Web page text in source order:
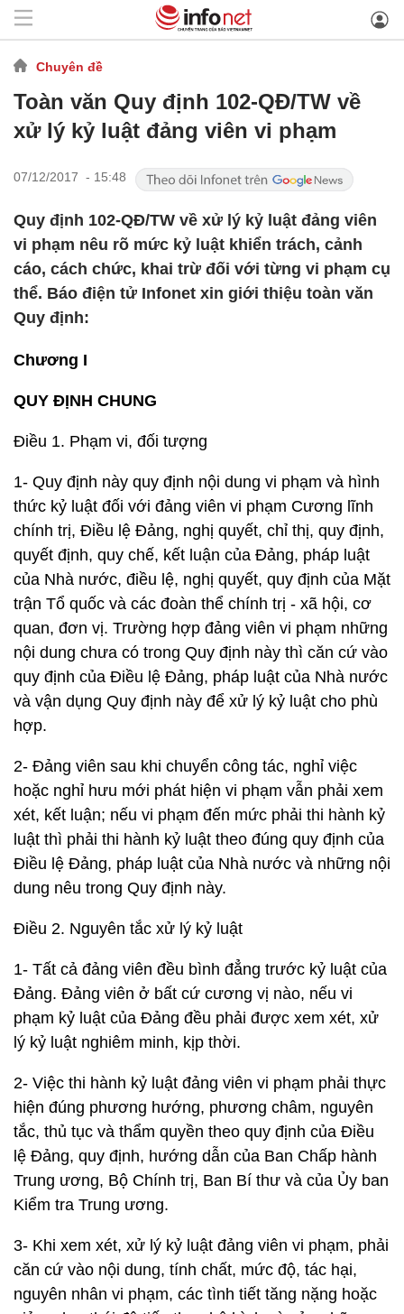
Chuyên đề
Toàn văn Quy định 102-QĐ/TW về
xử lý kỷ luật đảng viên vi phạm
07/12/2017 - 15:48
Quy định 102-QĐ/TW về xử lý kỷ luật đảng viên
vi phạm nêu rõ mức kỷ luật khiển trách, cảnh
cáo, cách chức, khai trừ đối với từng vi phạm cụ
thể. Báo điện tử Infonet xin giới thiệu toàn văn
Quy định:
Chương I
QUY ĐỊNH CHUNG
Điều 1. Phạm vi, đối tượng
1- Quy định này quy định nội dung vi phạm và hình
thức kỷ luật đối với đảng viên vi phạm Cương lĩnh
chính trị, Điều lệ Đảng, nghị quyết, chỉ thị, quy định,
quyết định, quy chế, kết luận của Đảng, pháp luật
của Nhà nước, điều lệ, nghị quyết, quy định của Mặt
trận Tổ quốc và các đoàn thể chính trị - xã hội, cơ
quan, đơn vị. Trường hợp đảng viên vi phạm những
nội dung chưa có trong Quy định này thì căn cứ vào
quy định của Điều lệ Đảng, pháp luật của Nhà nước
và vận dụng Quy định này để xử lý kỷ luật cho phù
hợp.
2- Đảng viên sau khi chuyển công tác, nghỉ việc
hoặc nghỉ hưu mới phát hiện vi phạm vẫn phải xem
xét, kết luận; nếu vi phạm đến mức phải thi hành kỷ
luật thì phải thi hành kỷ luật theo đúng quy định của
Điều lệ Đảng, pháp luật của Nhà nước và những nội
dung nêu trong Quy định này.
Điều 2. Nguyên tắc xử lý kỷ luật
1- Tất cả đảng viên đều bình đẳng trước kỷ luật của
Đảng. Đảng viên ở bất cứ cương vị nào, nếu vi
phạm kỷ luật của Đảng đều phải được xem xét, xử
lý kỷ luật nghiêm minh, kịp thời.
2- Việc thi hành kỷ luật đảng viên vi phạm phải thực
hiện đúng phương hướng, phương châm, nguyên
tắc, thủ tục và thẩm quyền theo quy định của Điều
lệ Đảng, quy định, hướng dẫn của Ban Chấp hành
Trung ương, Bộ Chính trị, Ban Bí thư và của Ủy ban
Kiểm tra Trung ương.
3- Khi xem xét, xử lý kỷ luật đảng viên vi phạm, phải
căn cứ vào nội dung, tính chất, mức độ, tác hại,
nguyên nhân vi phạm, các tình tiết tăng nặng hoặc